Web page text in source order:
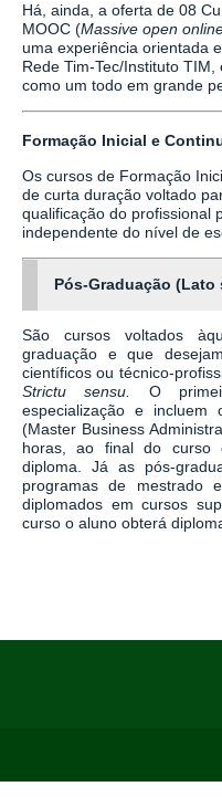
Há, ainda, a oferta de 08
MOOC (Massive open
uma experiência orientada
Rede Tim-Tec/Instituto
como um todo em grande
Formação Inicial e
Os cursos de Formação
de curta duração voltado
qualificação do profissional
independente do nível de
Pós-Graduação
São cursos voltados
graduação e que
científicos ou técnico-
Strictu sensu. O
especialização e incluem
(Master Business
horas, ao final do curso
diploma. Já as pós-
programas de mestrado
diplomados em cursos
curso o aluno obterá